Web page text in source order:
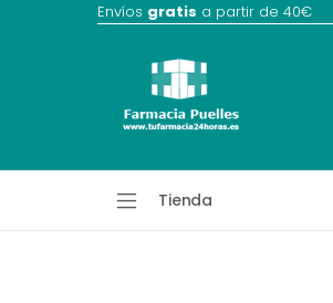
Envíos gratis a partir de 40€
Tienda